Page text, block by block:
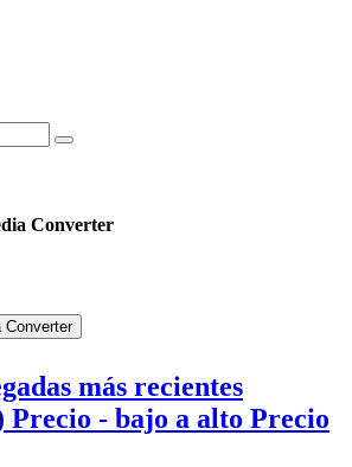
Converter
Converter
más recientes
Precio - bajo a alto Precio